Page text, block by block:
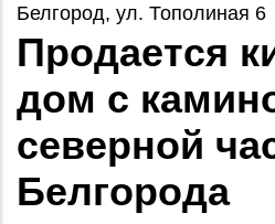
Белгород, ул. Тополиная 6
Продается
дом с
северной
Белгорода